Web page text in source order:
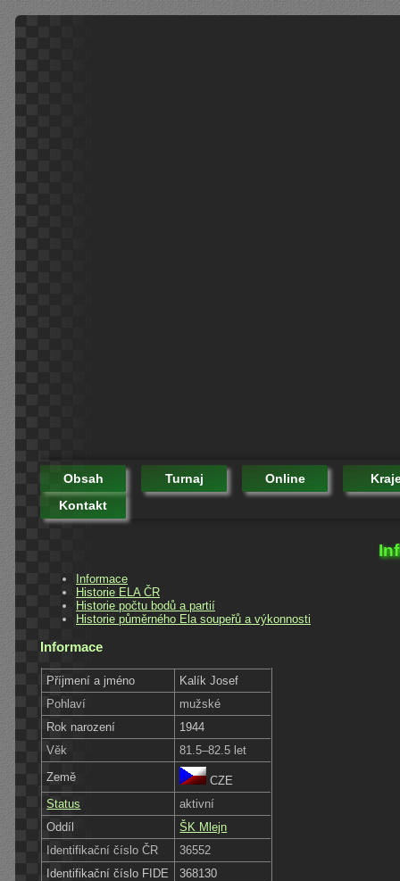
Obsah Turnaj Online
Kontakt
Informace
Historie ELA ČR
Historie počtu bodů a partií
Historie půměrného Ela soupeřů a výkonnosti
Informace
Příjmení a jméno
Kalík Josef
Pohlaví
mužské
Rok narození
1944
Věk
81.5–82.5 let
Země
CZE
Status
aktivní
Oddíl
ŠK Mlejn
Identifikační číslo ČR
36552
Identifikační číslo FIDE
368130